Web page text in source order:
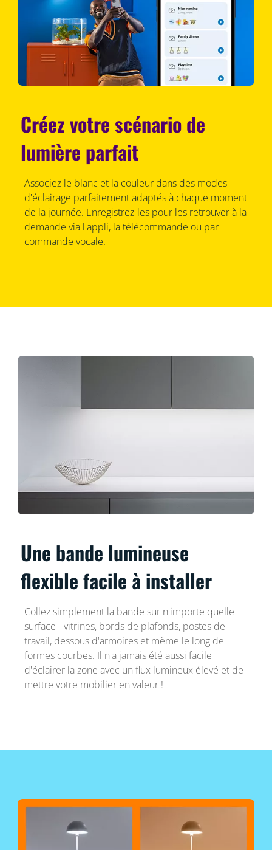
Créez votre scénario de
lumière parfait
Associez le blanc et la couleur dans des modes
d'éclairage parfaitement adaptés à chaque moment
de la journée. Enregistrez-les pour les retrouver à la
demande via l'appli, la télécommande ou par
commande vocale.
Une bande lumineuse
flexible facile à installer
Collez simplement la bande sur n'importe quelle
surface - vitrines, bords de plafonds, postes de
travail, dessous d'armoires et même le long de
formes courbes. Il n'a jamais été aussi facile
d'éclairer la zone avec un flux lumineux élevé et de
mettre votre mobilier en valeur !